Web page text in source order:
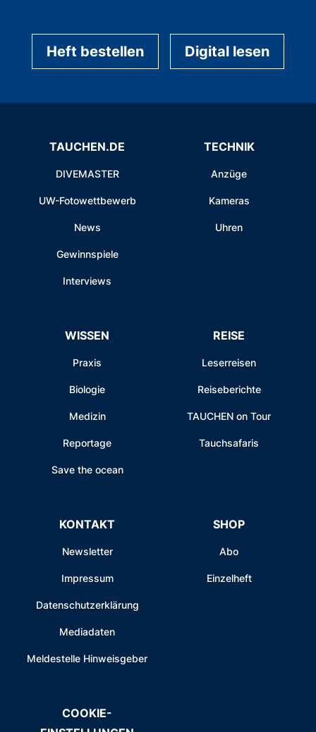
Heft bestellen Digital lesen
TAUCHEN.DE
DIVEMASTER
UW-Fotowettbewerb
News
Gewinnspiele
Interviews
TECHNIK
Anzüge
Kameras
Uhren
WISSEN
Praxis
Biologie
Medizin
Reportage
Save the ocean
REISE
Leserreisen
Reiseberichte
TAUCHEN on Tour
Tauchsafaris
KONTAKT
Newsletter
Impressum
Datenschutzerklärung
Mediadaten
Meldestelle Hinweisgeber
SHOP
Abo
Einzelheft
COOKIE-